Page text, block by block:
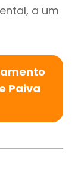
a um
Paiva